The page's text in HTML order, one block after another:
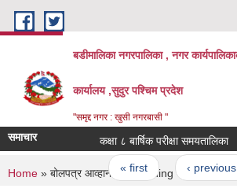
Skip to main content
बडीमालिका नगरपालिका , नगर
कार्यालय ,सुदुर पश्चिम प्रदेश
"समृद्द नगर : खुसी नगरबासी "
समाचार कक्षा ८ बार्षिक परीक्षा समयतालिका
Pages
« first ‹ previous
You are here
Home » बोलपत्र आव्हान वा E-Bidding को सुचना